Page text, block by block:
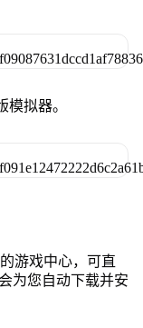
拟器。
游戏中心，可直
为您自动下载并安